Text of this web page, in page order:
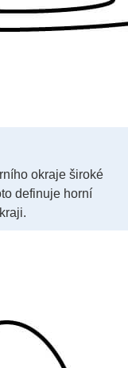
okraje široké
definuje horní